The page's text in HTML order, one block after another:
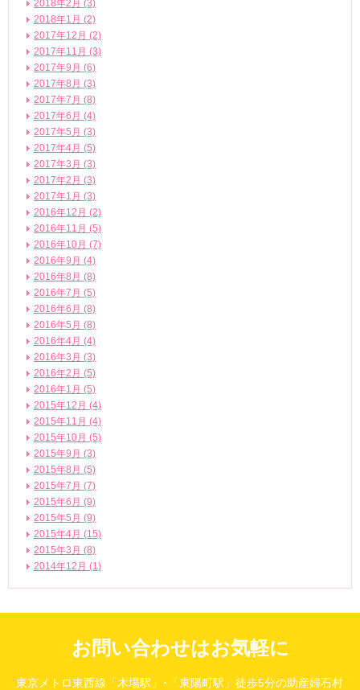
2018年2月 (3)
2018年1月 (2)
2017年12月 (2)
2017年11月 (3)
2017年9月 (6)
2017年8月 (3)
2017年7月 (8)
2017年6月 (4)
2017年5月 (3)
2017年4月 (5)
2017年3月 (3)
2017年2月 (3)
2017年1月 (3)
2016年12月 (2)
2016年11月 (5)
2016年10月 (7)
2016年9月 (4)
2016年8月 (8)
2016年7月 (5)
2016年6月 (8)
2016年5月 (8)
2016年4月 (4)
2016年3月 (3)
2016年2月 (5)
2016年1月 (5)
2015年12月 (4)
2015年11月 (4)
2015年10月 (5)
2015年9月 (3)
2015年8月 (5)
2015年7月 (7)
2015年6月 (9)
2015年5月 (9)
2015年4月 (15)
2015年3月 (8)
2014年12月 (1)
お問い合わせはお気軽に
東京メトロ東西線「木場駅」･「東陽町駅」徒歩5分の助産婦石村